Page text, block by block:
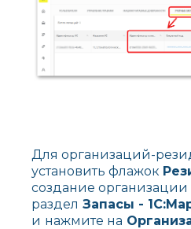
Для организаций-
установить флажок
создание
раздел Запасы -
и нажмите на